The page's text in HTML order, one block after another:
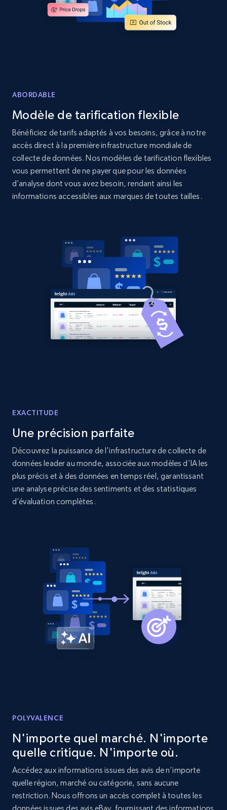
Amazon products global dataset - Collect
products from Brands URLs
2.1K+
Home Depot US
URL, Domain, Country code, Model number,
Sku, Product id, Product name, Manufacturer,
and more.
Home Depot US - Gather data on products
using specified keywords
URL, Domain, Country code, Model number,
Sku, Product id, Product name, Manufacturer,
and more.
2.1K+ 353+ Commencer
URL, Domain, Country code, Model number,
Sku, Product id, Product name, Manufacturer,
and more.
2.1K+ 353+ Commencer
URL, Domain, Country code, Model number,
Sku, Product id, Product name, Manufacturer,
and more.
2.1K+ 353+ Commencer
Home Depot US - Discovery products by
Etsy
URL, Product id, Listing inventory id, Title, Rating,
Reviews count shop, Reviews count item, Initial
ABORDABLE
Modèle de tarification flexible
Bénéficiez de tarifs adaptés à vos besoins, grâce à notre
accès direct à la première infrastructure mondiale de
collecte de données. Nos modèles de tarification flexibles
vous permettent de ne payer que pour les données
d’analyse dont vous avez besoin, rendant ainsi les
informations accessibles aux marques de toutes tailles.
EXACTITUDE
Une précision parfaite
Découvrez la puissance de l’infrastructure de collecte de
données leader au monde, associée aux modèles d’IA les
plus précis et à des données en temps réel, garantissant
une analyse précise des sentiments et des statistiques
d’évaluation complètes.
POLYVALENCE
N'importe quel marché. N'importe
quelle critique. N'importe où.
Accédez aux informations issues des avis de n’importe
quelle région, marché ou catégorie, sans aucune
restriction. Nous offrons un accès complet à toutes les